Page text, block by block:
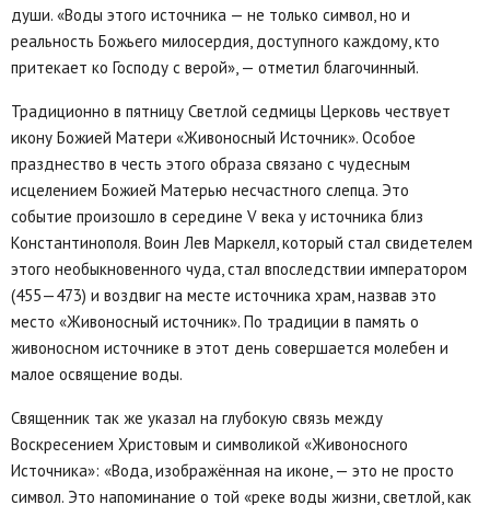
души. «Воды этого источника — не только символ, но и
реальность Божьего милосердия, доступного каждому, кто
притекает ко Господу с верой», — отметил благочинный.
Традиционно в пятницу Светлой седмицы Церковь чествует
икону Божией Матери «Живоносный Источник». Особое
празднество в честь этого образа связано с чудесным
исцелением Божией Матерью несчастного слепца. Это
событие произошло в середине V века у источника близ
Константинополя. Воин Лев Маркелл, который стал свидетелем
этого необыкновенного чуда, стал впоследствии императором
(455—473) и воздвиг на месте источника храм, назвав это
место «Живоносный источник». По традиции в память о
живоносном источнике в этот день совершается молебен и
малое освящение воды.
Священник так же указал на глубокую связь между
Воскресением Христовым и символикой «Живоносного
Источника»: «Вода, изображённая на иконе, — это не просто
символ. Это напоминание о той «реке воды жизни, светлой, как